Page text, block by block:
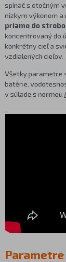
spínač s otočným
nízkym výkonom a
priamo do
koncentrovaný do
konkrétny cieľ a
vzdialených cieľov.
Všetky parametre
batérie,
v súlade s normou